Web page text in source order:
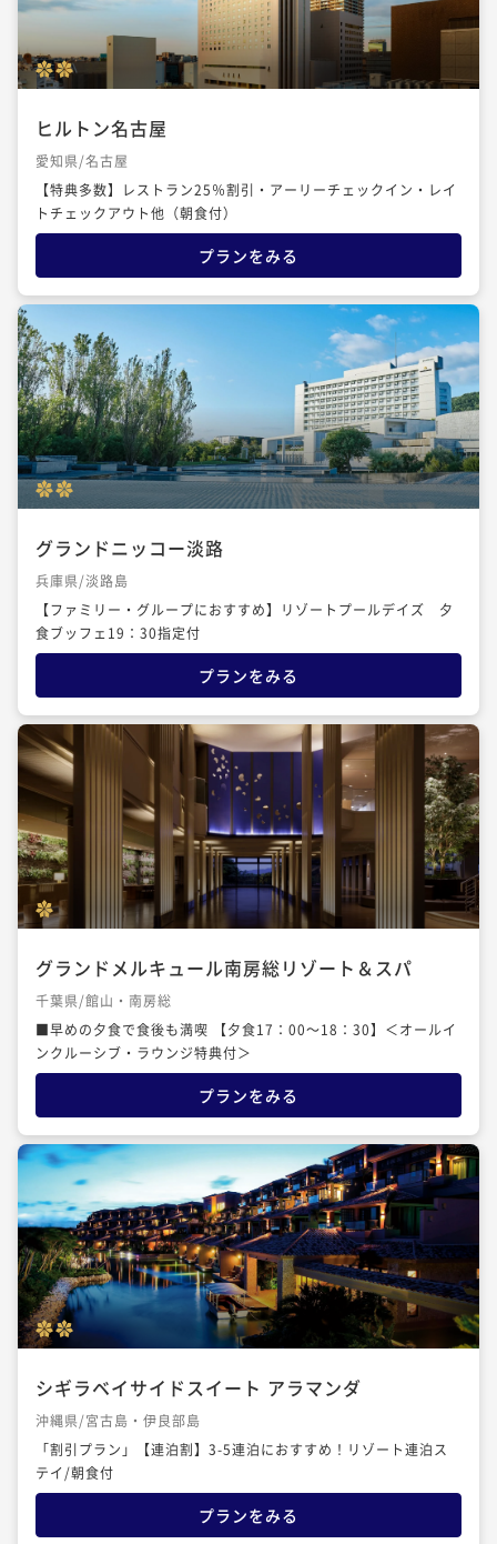
ヒルトン名古屋
愛知県/名古屋
【特典多数】レストラン25％割引・アーリーチェックイン・レイ
トチェックアウト他（朝食付）
プランをみる
グランドニッコー淡路
兵庫県/淡路島
【ファミリー・グループにおすすめ】リゾートプールデイズ 夕
食ブッフェ19：30指定付
プランをみる
グランドメルキュール南房総リゾート＆スパ
千葉県/館山・南房総
■早めの夕食で食後も満喫 【夕食17：00～18：30】＜オールイ
ンクルーシブ・ラウンジ特典付＞
プランをみる
シギラベイサイドスイート アラマンダ
沖縄県/宮古島・伊良部島
「割引プラン」【連泊割】3-5連泊におすすめ！リゾート連泊ス
テイ/朝食付
プランをみる